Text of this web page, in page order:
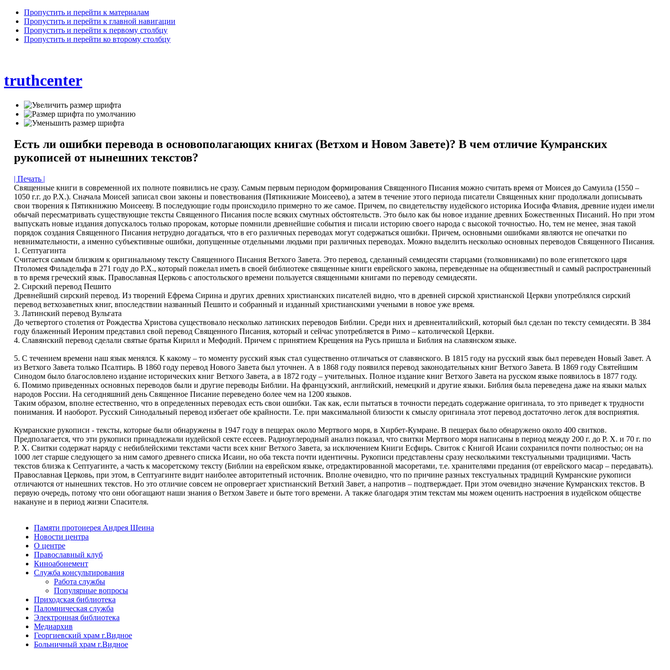
Пропустить и перейти к материалам
Пропустить и перейти к главной навигации
Пропустить и перейти к первому столбцу
Пропустить и перейти ко второму столбцу
truthcenter
Есть ли ошибки перевода в основополагающих книгах (Ветхом и Новом Завете)? В чем отличие Кумранских
рукописей от нынешних текстов?
| Печать |
Священные книги в современной их полноте появились не сразу. Самым первым периодом формирования Священного Писания можно считать время от Моисея до Самуила (1550 –
1050 г.г. до Р.Х.). Сначала Моисей записал свои законы и повествования (Пятикнижие Моисеево), а затем в течение этого периода писатели Священных книг продолжали дописывать
свои творения к Пятикнижию Моисееву. В последующие годы происходило примерно то же самое. Причем, по свидетельству иудейского историка Иосифа Флавия, древние иудеи имели
обычай пересматривать существующие тексты Священного Писания после всяких смутных обстоятельств. Это было как бы новое издание древних Божественных Писаний. Но при этом
выпускать новые издания допускалось только пророкам, которые помнили древнейшие события и писали историю своего народа с высокой точностью. Но, тем не менее, зная такой
порядок создания Священного Писания нетрудно догадаться, что в его различных переводах могут содержаться ошибки. Причем, основными ошибками являются не опечатки по
невнимательности, а именно субъективные ошибки, допущенные отдельными людьми при различных переводах. Можно выделить несколько основных переводов Священного Писания.
1. Септуагинта
Считается самым близким к оригинальному тексту Священного Писания Ветхого Завета. Это перевод, сделанный семидесяти старцами (толковниками) по воле египетского царя
Птоломея Филадельфа в 271 году до Р.Х., который пожелал иметь в своей библиотеке священные книги еврейского закона, переведенные на общеизвестный и самый распространенный
в то время греческий язык. Православная Церковь с апостольского времени пользуется священными книгами по переводу семидесяти.
2. Сирский перевод Пешито
Древнейший сирский перевод. Из творений Ефрема Сирина и других древних христианских писателей видно, что в древней сирской христианской Церкви употреблялся сирский
перевод ветхозаветных книг, впоследствии названный Пешито и собранный и изданный христианскими учеными в новое уже время.
3. Латинский перевод Вульгата
До четвертого столетия от Рождества Христова существовало несколько латинских переводов Библии. Среди них и древнеиталийский, который был сделан по тексту семидесяти. В 384
году блаженный Иероним представил свой перевод Священного Писания, который и сейчас употребляется в Римо – католической Церкви.
4. Славянский перевод сделали святые братья Кирилл и Мефодий. Причем с принятием Крещения на Русь пришла и Библия на славянском языке.
5. С течением времени наш язык менялся. К какому – то моменту русский язык стал существенно отличаться от славянского. В 1815 году на русский язык был переведен Новый Завет. А
из Ветхого Завета только Псалтирь. В 1860 году перевод Нового Завета был уточнен. А в 1868 году появился перевод законодательных книг Ветхого Завета. В 1869 году Святейшим
Синодом было благословлено издание исторических книг Ветхого Завета, а в 1872 году – учительных. Полное издание книг Ветхого Завета на русском языке появилось в 1877 году.
6. Помимо приведенных основных переводов были и другие переводы Библии. На французский, английский, немецкий и другие языки. Библия была переведена даже на языки малых
народов России. На сегодняшний день Священное Писание переведено более чем на 1200 языков.
Таким образом, вполне естественно, что в определенных переводах есть свои ошибки. Так как, если пытаться в точности передать содержание оригинала, то это приведет к трудности
понимания. И наоборот. Русский Синодальный перевод избегает обе крайности. Т.е. при максимальной близости к смыслу оригинала этот перевод достаточно легок для восприятия.
Кумранские рукописи - тексты, которые были обнаружены в 1947 году в пещерах около Мертвого моря, в Хирбет-Кумране. В пещерах было обнаружено около 400 свитков.
Предполагается, что эти рукописи принадлежали иудейской секте ессеев. Радиоуглеродный анализ показал, что свитки Мертвого моря написаны в период между 200 г. до Р. Х. и 70 г. по
Р. Х. Свитки содержат наряду с небиблейскими текстами части всех книг Ветхого Завета, за исключением Книги Есфирь. Свиток с Книгой Исаии сохранился почти полностью; он на
1000 лет старше следующего за ним самого древнего списка Исаии, но оба текста почти идентичны. Рукописи представлены сразу несколькими текстуальными традициями. Часть
текстов близка к Септуагинте, а часть к масоретскому тексту (Библии на еврейском языке, отредактированной масоретами, т.е. хранителями предания (от еврейского масар – передавать).
Православная Церковь, при этом, в Септуагинте видит наиболее авторитетный источник. Вполне очевидно, что по причине разных текстуальных традиций Кумранские рукописи
отличаются от нынешних текстов. Но это отличие совсем не опровергает христианский Ветхий Завет, а напротив – подтверждает. При этом очевидно значение Кумранских текстов. В
первую очередь, потому что они обогащают наши знания о Ветхом Завете и быте того времени. А также благодаря этим текстам мы можем оценить настроения в иудейском обществе
накануне и в период жизни Спасителя.
Памяти протоиерея Андрея Шеина
Новости центра
О центре
Православный клуб
Киноабонемент
Служба консультирования
Работа службы
Популярные вопросы
Приходская библиотека
Паломническая служба
Электронная библиотека
Медиархив
Георгиевский храм г.Видное
Больничный храм г.Видное